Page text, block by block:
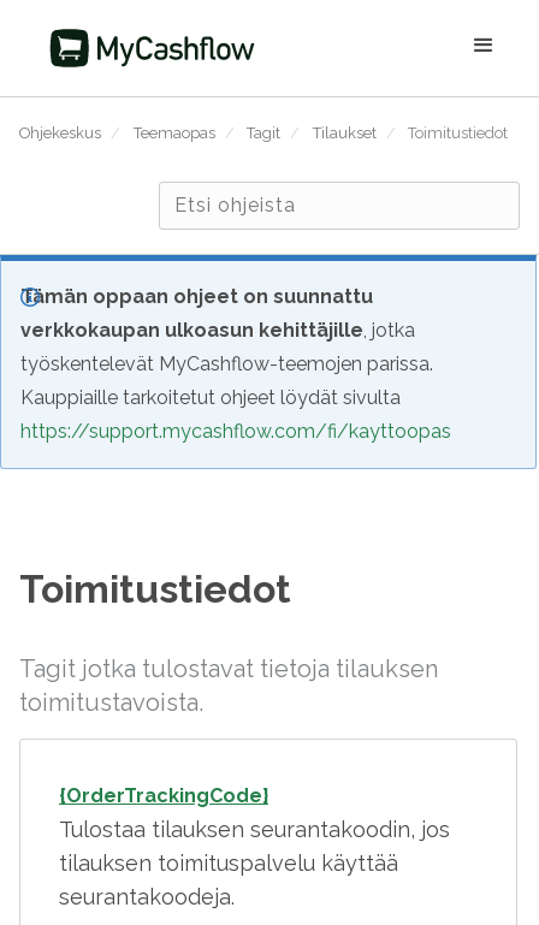
Ohjekeskus / Teemaopas / Tagit / Tilaukset / Toimitustiedot
Tämän oppaan ohjeet on suunnattu
verkkokaupan ulkoasun kehittäjille, jotka
työskentelevät MyCashflow-teemojen parissa.
Kauppiaille tarkoitetut ohjeet löydät sivulta
https://support.mycashflow.com/fi/kayttoopas
Toimitustiedot
Tagit jotka tulostavat tietoja tilauksen
toimitustavoista.
{OrderTrackingCode}
Tulostaa tilauksen seurantakoodin, jos
tilauksen toimituspalvelu käyttää
seurantakoodeja.